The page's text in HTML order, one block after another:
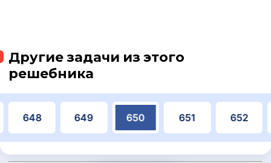
Другие задачи из этого
решебника
648 649 650 651 652